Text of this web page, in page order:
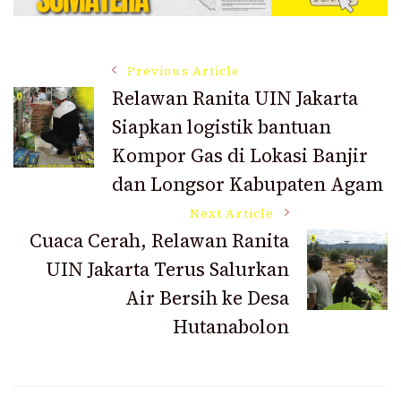
Post
Navigation
Previous Article
Relawan Ranita UIN Jakarta
Siapkan logistik bantuan
Kompor Gas di Lokasi Banjir
dan Longsor Kabupaten Agam
Next Article
Cuaca Cerah, Relawan Ranita
UIN Jakarta Terus Salurkan
Air Bersih ke Desa
Hutanabolon